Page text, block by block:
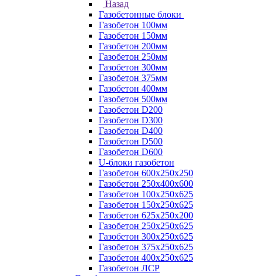
Назад
Газобетонные блоки
Газобетон 100мм
Газобетон 150мм
Газобетон 200мм
Газобетон 250мм
Газобетон 300мм
Газобетон 375мм
Газобетон 400мм
Газобетон 500мм
Газобетон D200
Газобетон D300
Газобетон D400
Газобетон D500
Газобетон D600
U-блоки газобетон
Газобетон 600x250x250
Газобетон 250x400x600
Газобетон 100х250х625
Газобетон 150х250х625
Газобетон 625х250х200
Газобетон 250х250х625
Газобетон 300х250х625
Газобетон 375х250х625
Газобетон 400х250х625
Газобетон ЛСР